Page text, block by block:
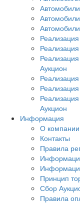
Аукцион
Аукцион
Информация
О компании
Контакты
Правила
Принцип
Сбор
Правила